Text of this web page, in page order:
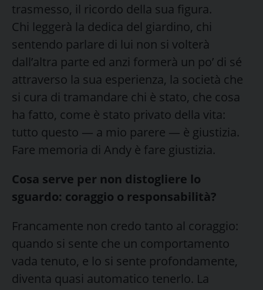
trasmesso, il ricordo della sua figura.
Chi leggerà la dedica del giardino, chi
sentendo parlare di lui non si volterà
dall’altra parte ed anzi formerà un po’ di sé
attraverso la sua esperienza, la società che
si cura di tramandare chi è stato, che cosa
ha fatto, come è stato privato della vita:
tutto questo — a mio parere — è giustizia.
Fare memoria di Andy è fare giustizia.
Cosa serve per non distogliere lo
sguardo: coraggio o responsabilità?
Francamente non credo tanto al coraggio:
quando si sente che un comportamento
vada tenuto, e lo si sente profondamente,
diventa quasi automatico tenerlo. La